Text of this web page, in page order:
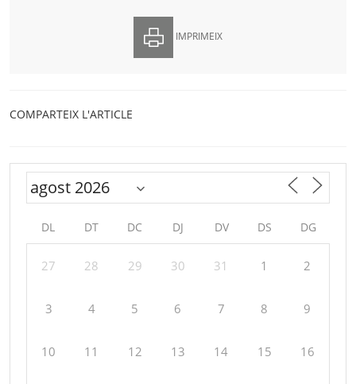
IMPRIMEIX
COMPARTEIX L'ARTICLE
DL DT DC DJ DV DS DG
27 28 29 30 31 1 2
3 4 5 6 7 8 9
10 11 12 13 14 15 16